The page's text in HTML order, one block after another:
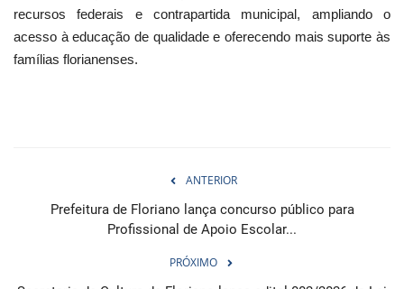
recursos federais e contrapartida municipal, ampliando o
acesso à educação de qualidade e oferecendo mais suporte às
famílias florianenses.
ANTERIOR
Prefeitura de Floriano lança concurso público para
Profissional de Apoio Escolar...
PRÓXIMO